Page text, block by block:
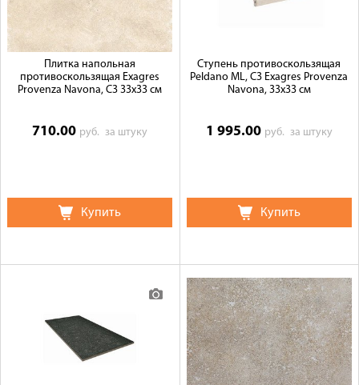
Плитка напольная
противоскользящая Exagres
Provenza Navona, C3 33x33 см
710.00 руб.за штуку
Купить
Ступень противоскользящая
Peldano ML, C3 Exagres Provenza
Navona, 33x33 см
1 995.00 руб. за штуку
Купить